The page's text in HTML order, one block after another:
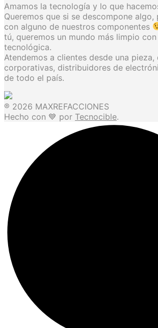
Amamos la tecnología y lo que
Queremos que si se descompone algo,
con alguno de nuestros componentes
tú, queremos un mundo más limpio
tecnológica.
Atendemos a clientes desde una pieza,
corporativas, distribuidores de
de todo el país.
® 2026 MAXREFACCIONES
Hecho con 💙 por Tecnocible.